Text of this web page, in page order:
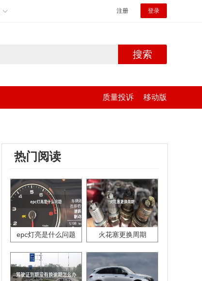
注册 登录
搜索
质量投诉 移动版
热门阅读
epc灯亮是什么问题 火花塞更换周期